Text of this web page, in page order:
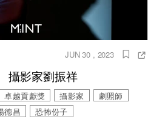
JUN 30 , 2023
攝影家劉振祥
卓越貢獻獎 攝影家
劇照師
德昌
恐怖份子